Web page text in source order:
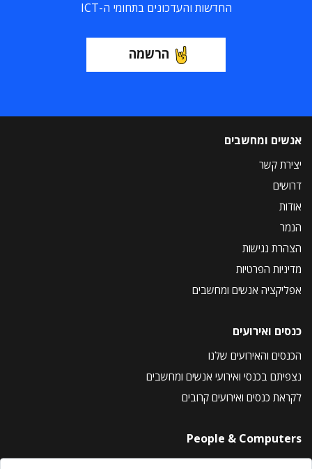
החדשות והעדכונים בתחומי ה-ICT
הרשמה
אנשים ומחשבים
יצירת קשר
דרושים
אודות
הנמר
הצהרת נגישות
מדיניות הפרטיות
אפליקציה אנשים ומחשבים
כנסים ואירועים
הכנסים והאירועים שלנו
נצפיתם בכנסי ואירועי אנשים ומחשבים
לקראת כנסים ואירועים קרובים
People & Computers
About Us